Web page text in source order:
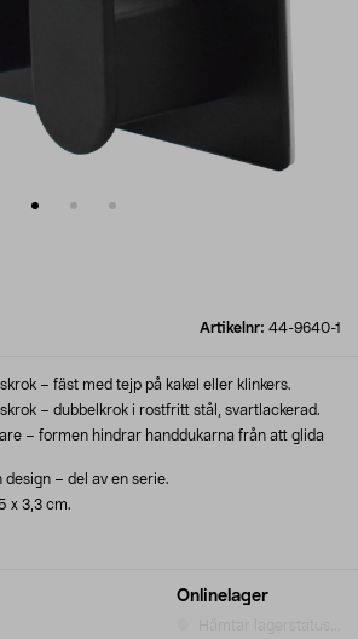
Artikelnr: 44-9640-1
Onlinelager
– fäst med tejp på kakel eller klinkers.
– dubbelkrok i rostfritt stål, svartlackerad.
– formen hindrar handdukarna från att glida
– del av en serie.
x 3,3 cm.